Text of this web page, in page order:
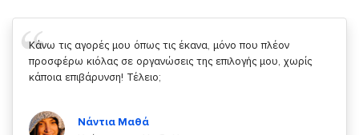
Σας ευχαριστώ που μας δίνετε την δυνατότητα να κάνουμε
κάτι!
Χρήστης τουYouBeHero